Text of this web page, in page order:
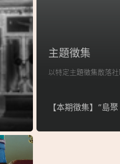
主題徵集
以特定主題徵集散落
【本期徵集】“島